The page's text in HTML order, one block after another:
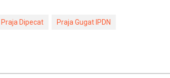
Praja Dipecat Praja Gugat IPDN